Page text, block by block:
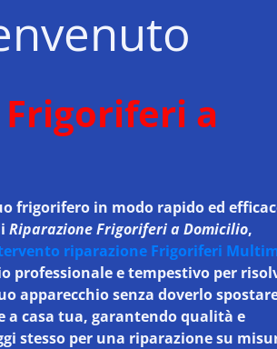
a
frigorifero in modo rapido ed
Riparazione Frigoriferi a Domicilio,
riparazione Frigoriferi
professionale e tempestivo per
apparecchio senza doverlo
casa tua, garantendo qualità e
stesso per una riparazione su